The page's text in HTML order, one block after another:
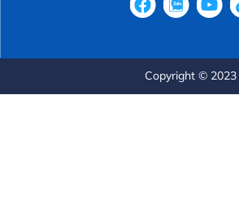
Copyright © 2023